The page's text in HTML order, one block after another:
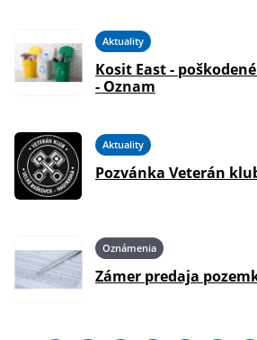
Aktuality
Kosit East -
- Oznam
Aktuality
Pozvánka Veterán
Oznámenia
Zámer predaja